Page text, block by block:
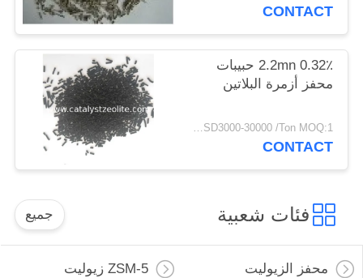
CONTACT
2.2mn 0.32٪ حبيبات
محفز أزمرة البلاتين
USD3000-30000 /Ton MOQ:1 كغم
CONTACT
فئات شعبية جميع
محفز الزيوليت ZSM-5 زيوليت